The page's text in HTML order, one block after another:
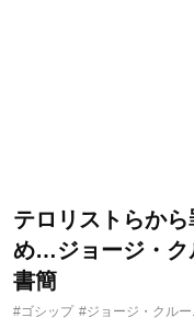
テロリストらか
め…ジョージ・ク
書簡
#ゴシップ #ジョージ・クルー